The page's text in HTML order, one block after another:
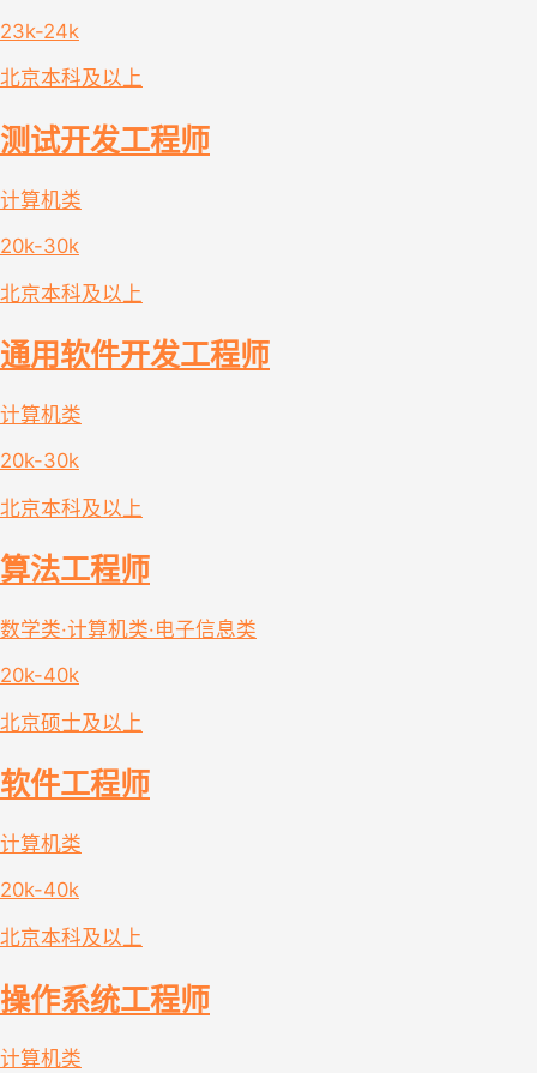
23k-24k
北京本科及以上
测试开发工程师
计算机类
20k-30k
北京本科及以上
通用软件开发工程师
计算机类
20k-30k
北京本科及以上
算法工程师
数学类·计算机类·电子信息类
20k-40k
北京硕士及以上
软件工程师
计算机类
20k-40k
北京本科及以上
操作系统工程师
计算机类